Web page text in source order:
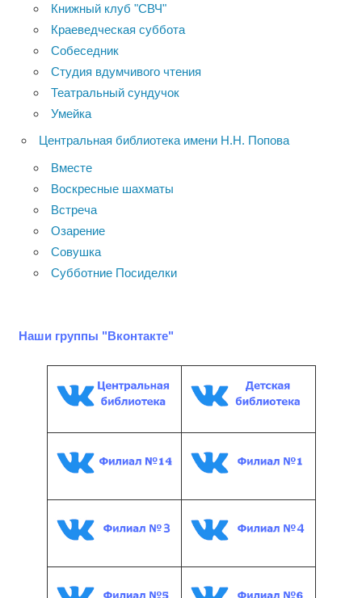
Книжный клуб "СВЧ"
Краеведческая суббота
Собеседник
Студия вдумчивого чтения
Театральный сундучок
Умейка
Центральная библиотека имени Н.Н. Попова
Вместе
Воскресные шахматы
Встреча
Озарение
Совушка
Субботние Посиделки
Наши группы "Вконтакте"